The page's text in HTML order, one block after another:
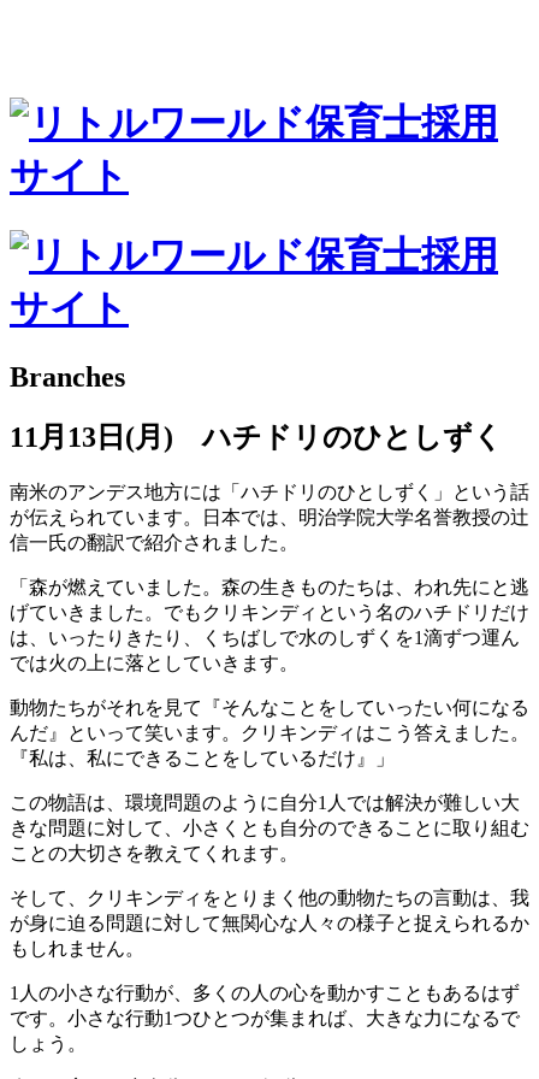
Branches
11月13日(月) ハチドリのひとしずく
南米のアンデス地方には「ハチドリのひとしずく」という話
が伝えられています。日本では、明治学院大学名誉教授の辻
信一氏の翻訳で紹介されました。
「森が燃えていました。森の生きものたちは、われ先にと逃
げていきました。でもクリキンディという名のハチドリだけ
は、いったりきたり、くちばしで水のしずくを1滴ずつ運ん
では火の上に落としていきます。
動物たちがそれを見て『そんなことをしていったい何になる
んだ』といって笑います。クリキンディはこう答えました。
『私は、私にできることをしているだけ』」
この物語は、環境問題のように自分1人では解決が難しい大
きな問題に対して、小さくとも自分のできることに取り組む
ことの大切さを教えてくれます。
そして、クリキンディをとりまく他の動物たちの言動は、我
が身に迫る問題に対して無関心な人々の様子と捉えられるか
もしれません。
1人の小さな行動が、多くの人の心を動かすこともあるはず
です。小さな行動1つひとつが集まれば、大きな力になるで
しょう。